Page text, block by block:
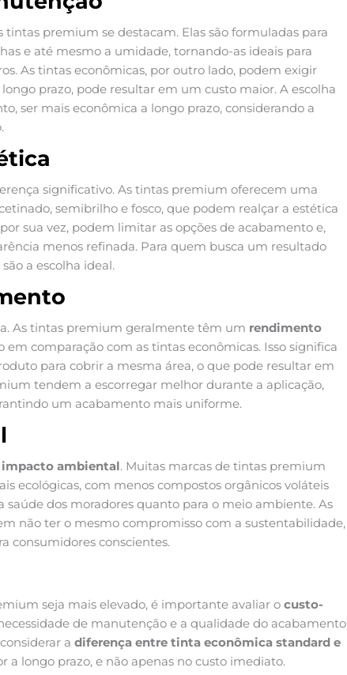
tintas premium se destacam. Elas são formuladas para
e até mesmo a umidade, tornando-as ideais para
As tintas econômicas, por outro lado, podem exigir
prazo, pode resultar em um custo maior. A escolha
ser mais econômica a longo prazo, considerando a
significativo. As tintas premium oferecem uma
semibrilho e fosco, que podem realçar a estética
sua vez, podem limitar as opções de acabamento e,
menos refinada. Para quem busca um resultado
a escolha ideal.
As tintas premium geralmente têm um rendimento
comparação com as tintas econômicas. Isso significa
para cobrir a mesma área, o que pode resultar em
tendem a escorregar melhor durante a aplicação,
um acabamento mais uniforme.
impacto ambiental. Muitas marcas de tintas premium
ecológicas, com menos compostos orgânicos voláteis
saúde dos moradores quanto para o meio ambiente. As
não ter o mesmo compromisso com a sustentabilidade,
consumidores conscientes.
seja mais elevado, é importante avaliar o custo-
de manutenção e a qualidade do acabamento
a diferença entre tinta econômica standard e
a longo prazo, e não apenas no custo imediato.